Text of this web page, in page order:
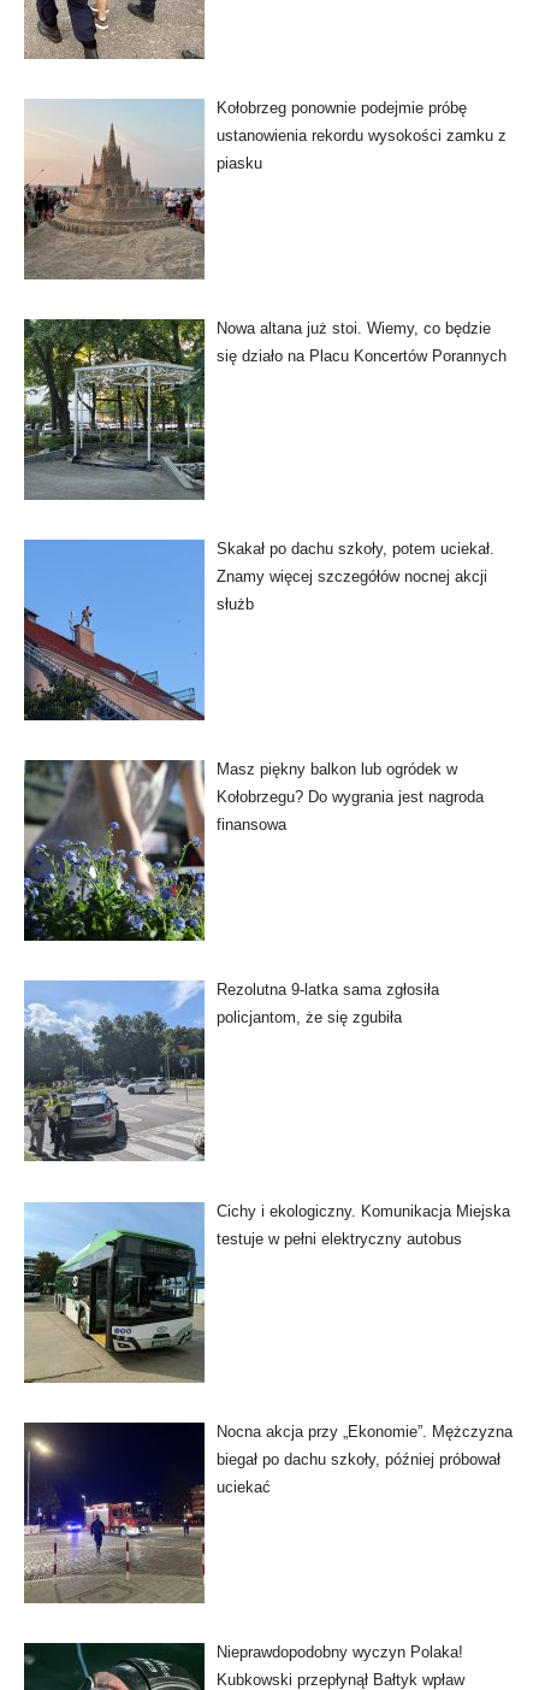
Kołobrzeg ponownie podejmie próbę
ustanowienia rekordu wysokości zamku z
piasku
Nowa altana już stoi. Wiemy, co będzie
się działo na Placu Koncertów Porannych
Skakał po dachu szkoły, potem uciekał.
Znamy więcej szczegółów nocnej akcji
służb
Masz piękny balkon lub ogródek w
Kołobrzegu? Do wygrania jest nagroda
finansowa
Rezolutna 9-latka sama zgłosiła
policjantom, że się zgubiła
Cichy i ekologiczny. Komunikacja Miejska
testuje w pełni elektryczny autobus
Nocna akcja przy „Ekonomie”. Mężczyzna
biegał po dachu szkoły, później próbował
uciekać
Nieprawdopodobny wyczyn Polaka!
Kubkowski przepłynął Bałtyk wpław